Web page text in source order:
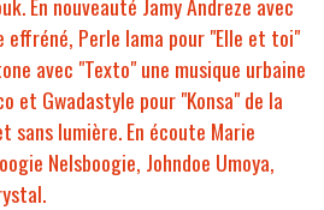
effréné, Perle lama pour "Elle et toi"
avec "Texto" une musique urbaine
et Gwadastyle pour "Konsa" de la
sans lumière. En écoute Marie
Nelsboogie, Johndoe Umoya,